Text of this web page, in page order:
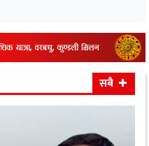
सबै